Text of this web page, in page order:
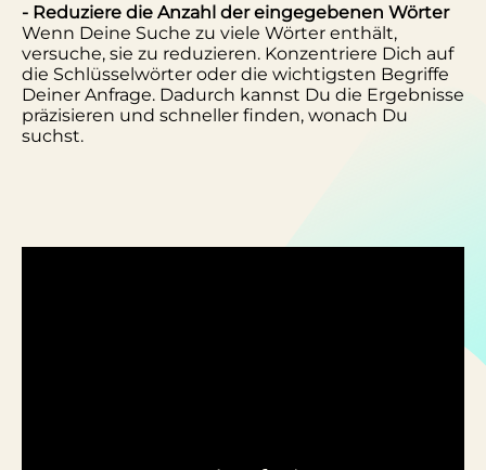
- Reduziere die Anzahl der eingegebenen Wörter
Wenn Deine Suche zu viele Wörter enthält,
versuche, sie zu reduzieren. Konzentriere Dich auf
die Schlüsselwörter oder die wichtigsten Begriffe
Deiner Anfrage. Dadurch kannst Du die Ergebnisse
präzisieren und schneller finden, wonach Du
suchst.